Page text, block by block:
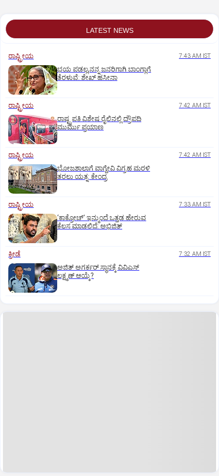
LATEST NEWS
ರಾಷ್ಟ್ರೀಯ 7:43 AM IST
ಭಯ ಪಡಲ್ಲ,ನನ್ನ ಜನರಿಗಾಗಿ ಬಾಂಗ್ಲಾಗೆ
ತೆರಳುವೆ: ಶೇಖ್‌ ಹಸೀನಾ
ರಾಷ್ಟ್ರೀಯ 7:42 AM IST
ರಾಷ್ಟ್ರಪತಿ ವಿಶೇಷ ರೈಲಿನಲ್ಲಿ ದ್ರೌಪದಿ
ಮುರ್ಮು ಪ್ರಯಾಣ
ರಾಷ್ಟ್ರೀಯ 7:42 AM IST
ಭೋಜಶಾಲಾಗೆ ವಾಗ್ದೇವಿ ವಿಗ್ರಹ ಮರಳಿ
ತರಲು ಯತ್ನ: ಕೇಂದ್ರ
ರಾಷ್ಟ್ರೀಯ 7:33 AM IST
‘ಕಾಕ್ರೋಚ್’ ಇನ್ಮುಂದೆ ಒತ್ತಡ ಹೇರುವ
ಕೆಲಸ ಮಾಡಲಿದೆ: ಅಭಿಜಿತ್
ಕ್ರೀಡೆ 7:32 AM IST
ಅಜಿತ್‌ ಅಗರ್ಕರ್‌ ಸ್ಥಾನಕ್ಕೆ ವಿವಿಎಸ್‌
ಲಕ್ಷ್ಮಣ್‌ ಆಯ್ಕೆ?